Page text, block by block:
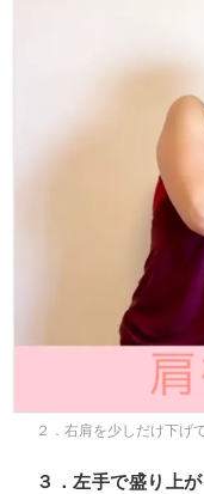
２．右肩を少しだけ下げ
３．左手で盛り上